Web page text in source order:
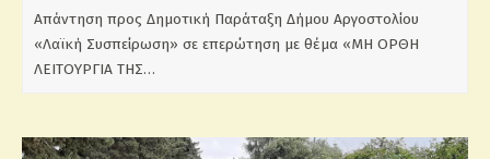
Απάντηση προς Δημοτική Παράταξη Δήμου Αργοστολίου
«Λαϊκή Συσπείρωση» σε επερώτηση με θέμα «ΜΗ ΟΡΘΗ
ΛΕΙΤΟΥΡΓΙΑ ΤΗΣ…